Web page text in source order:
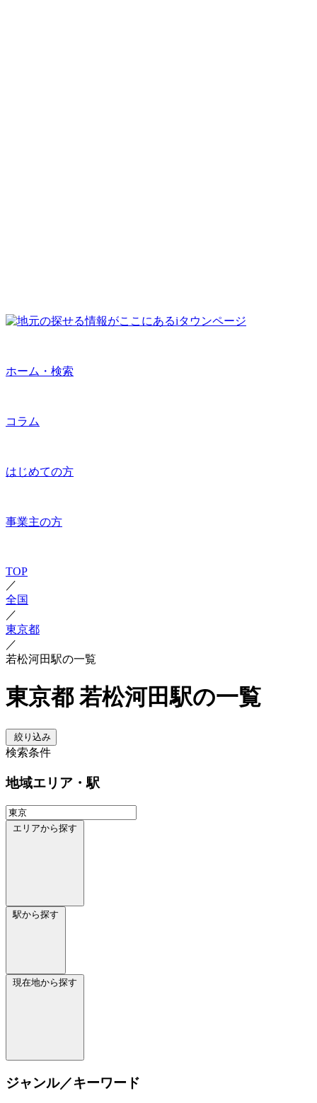
ホーム・検索
コラム
はじめての方
事業主の方
TOP
／
全国
／
東京都
／
若松河田駅の一覧
東京都 若松河田駅の一覧
絞り込み
検索条件
地域エリア・駅
エリアから探す
駅から探す
現在地から探す
ジャンル／キーワード